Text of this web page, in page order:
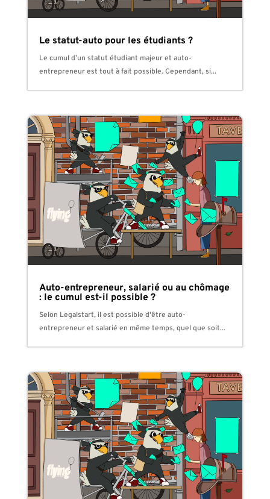
Le statut-auto pour les étudiants ?
Le cumul d’un statut étudiant majeur et auto-
entrepreneur est tout à fait possible. Cependant, si...
Auto-entrepreneur, salarié ou au chômage
: le cumul est-il possible ?
Selon Legalstart, il est possible d'être auto-
entrepreneur et salarié en même temps, quel que soit...